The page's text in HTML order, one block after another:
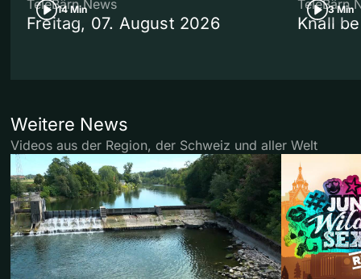
14 Min
TeleBärn News
Freitag, 07. August 2026
3 Min
TeleBärn
Knall
Weitere News
Videos aus der Region, der Schweiz und aller Welt